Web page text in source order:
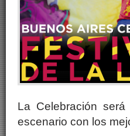
La Celebración
escenario con los